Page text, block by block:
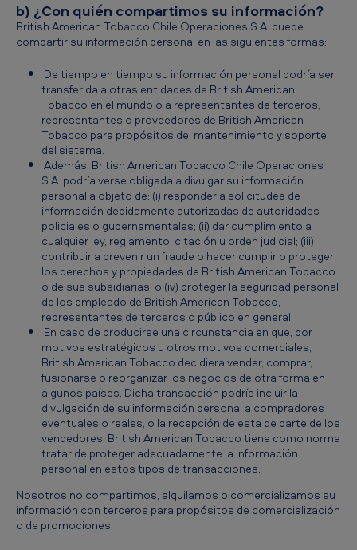
b) ¿Con quién compartimos su información?
British American Tobacco Chile Operaciones S.A. puede
compartir su información personal en las siguientes formas:
De tiempo en tiempo su información personal podría ser
transferida a otras entidades de British American
Tobacco en el mundo o a representantes de terceros,
representantes o proveedores de British American
Tobacco para propósitos del mantenimiento y soporte
del sistema.
Además, British American Tobacco Chile Operaciones
S.A. podría verse obligada a divulgar su información
personal a objeto de: (i) responder a solicitudes de
información debidamente autorizadas de autoridades
policiales o gubernamentales; (ii) dar cumplimiento a
cualquier ley, reglamento, citación u orden judicial; (iii)
contribuir a prevenir un fraude o hacer cumplir o proteger
los derechos y propiedades de British American Tobacco
o de sus subsidiarias; o (iv) proteger la seguridad personal
de los empleado de British American Tobacco,
representantes de terceros o público en general.
En caso de producirse una circunstancia en que, por
motivos estratégicos u otros motivos comerciales,
British American Tobacco decidiera vender, comprar,
fusionarse o reorganizar los negocios de otra forma en
algunos países. Dicha transacción podría incluir la
divulgación de su información personal a compradores
eventuales o reales, o la recepción de esta de parte de los
vendedores. British American Tobacco tiene como norma
tratar de proteger adecuadamente la información
personal en estos tipos de transacciones.
Nosotros no compartimos, alquilamos o comercializamos su
información con terceros para propósitos de comercialización
o de promociones.